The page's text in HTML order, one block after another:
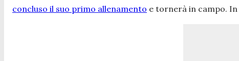
concluso il suo primo allenamento e tornerà in campo.